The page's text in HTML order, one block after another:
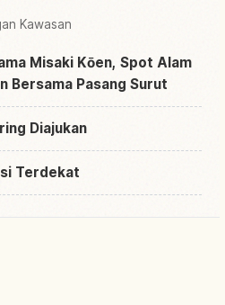
Kawasan
Misaki Kōen, Spot Alam
Bersama Pasang Surut
Diajukan
Terdekat